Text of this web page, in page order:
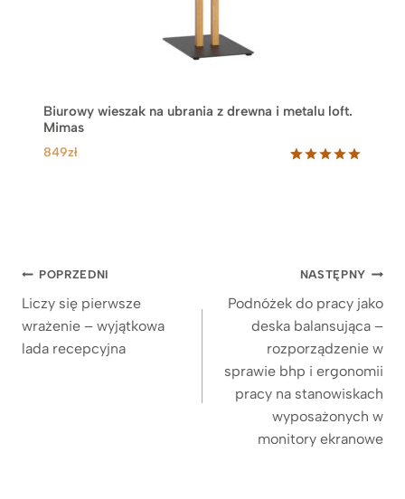
Biurowy wieszak na ubrania z drewna i metalu loft.
Mimas
849zł
Nawigacja
wpisu
POPRZEDNI
Liczy się pierwsze
wrażenie – wyjątkowa
lada recepcyjna
NASTĘPNY
Podnóżek do pracy jako
deska balansująca –
rozporządzenie w
sprawie bhp i ergonomii
pracy na stanowiskach
wyposażonych w
monitory ekranowe